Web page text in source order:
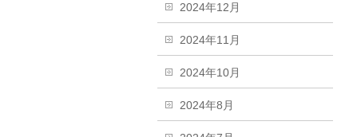
2024年12月
2024年11月
2024年10月
2024年8月